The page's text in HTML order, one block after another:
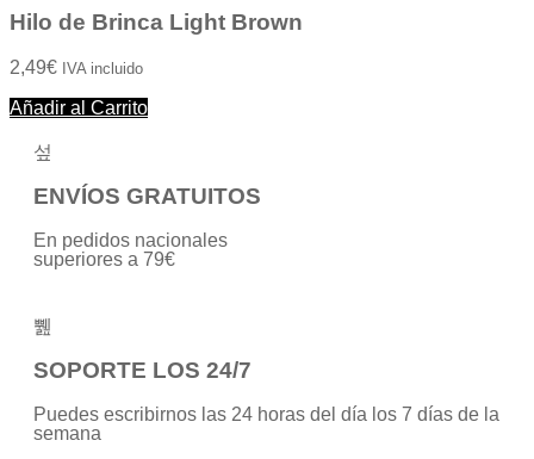
5Hilo de Brinca Light Brown
2,49€ IVA incluido
Añadir al Carrito
ENVÍOS GRATUITOS
En pedidos nacionales
superiores a 79€
SOPORTE LOS 24/7
Puedes escribirnos las 24 horas del día los 7 días de la
semana